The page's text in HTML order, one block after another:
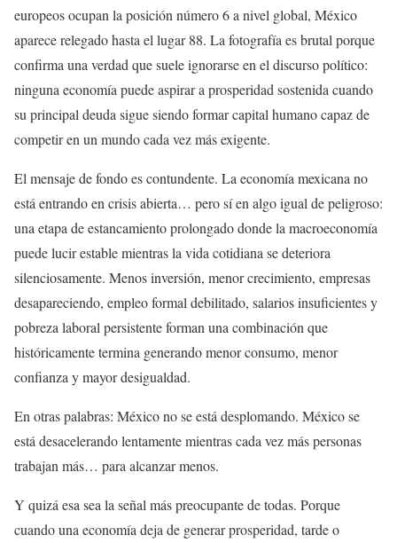
europeos ocupan la posición número 6 a nivel global, México
aparece relegado hasta el lugar 88. La fotografía es brutal porque
confirma una verdad que suele ignorarse en el discurso político:
ninguna economía puede aspirar a prosperidad sostenida cuando
su principal deuda sigue siendo formar capital humano capaz de
competir en un mundo cada vez más exigente.
El mensaje de fondo es contundente. La economía mexicana no
está entrando en crisis abierta… pero sí en algo igual de peligroso:
una etapa de estancamiento prolongado donde la macroeconomía
puede lucir estable mientras la vida cotidiana se deteriora
silenciosamente. Menos inversión, menor crecimiento, empresas
desapareciendo, empleo formal debilitado, salarios insuficientes y
pobreza laboral persistente forman una combinación que
históricamente termina generando menor consumo, menor
confianza y mayor desigualdad.
En otras palabras: México no se está desplomando. México se
está desacelerando lentamente mientras cada vez más personas
trabajan más… para alcanzar menos.
Y quizá esa sea la señal más preocupante de todas. Porque
cuando una economía deja de generar prosperidad, tarde o